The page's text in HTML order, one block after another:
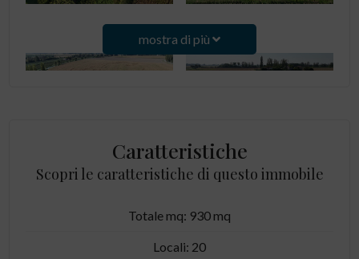
mostra di più
Caratteristiche
Scopri le caratteristiche di questo immobile
Totale mq: 930 mq
Locali: 20